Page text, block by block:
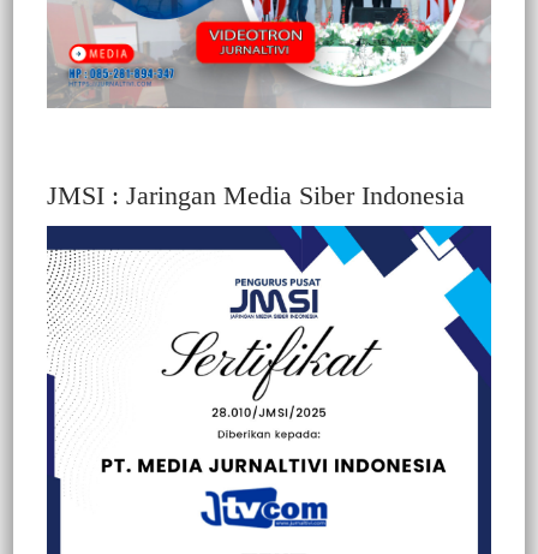
JMSI : Jaringan Media Siber Indonesia